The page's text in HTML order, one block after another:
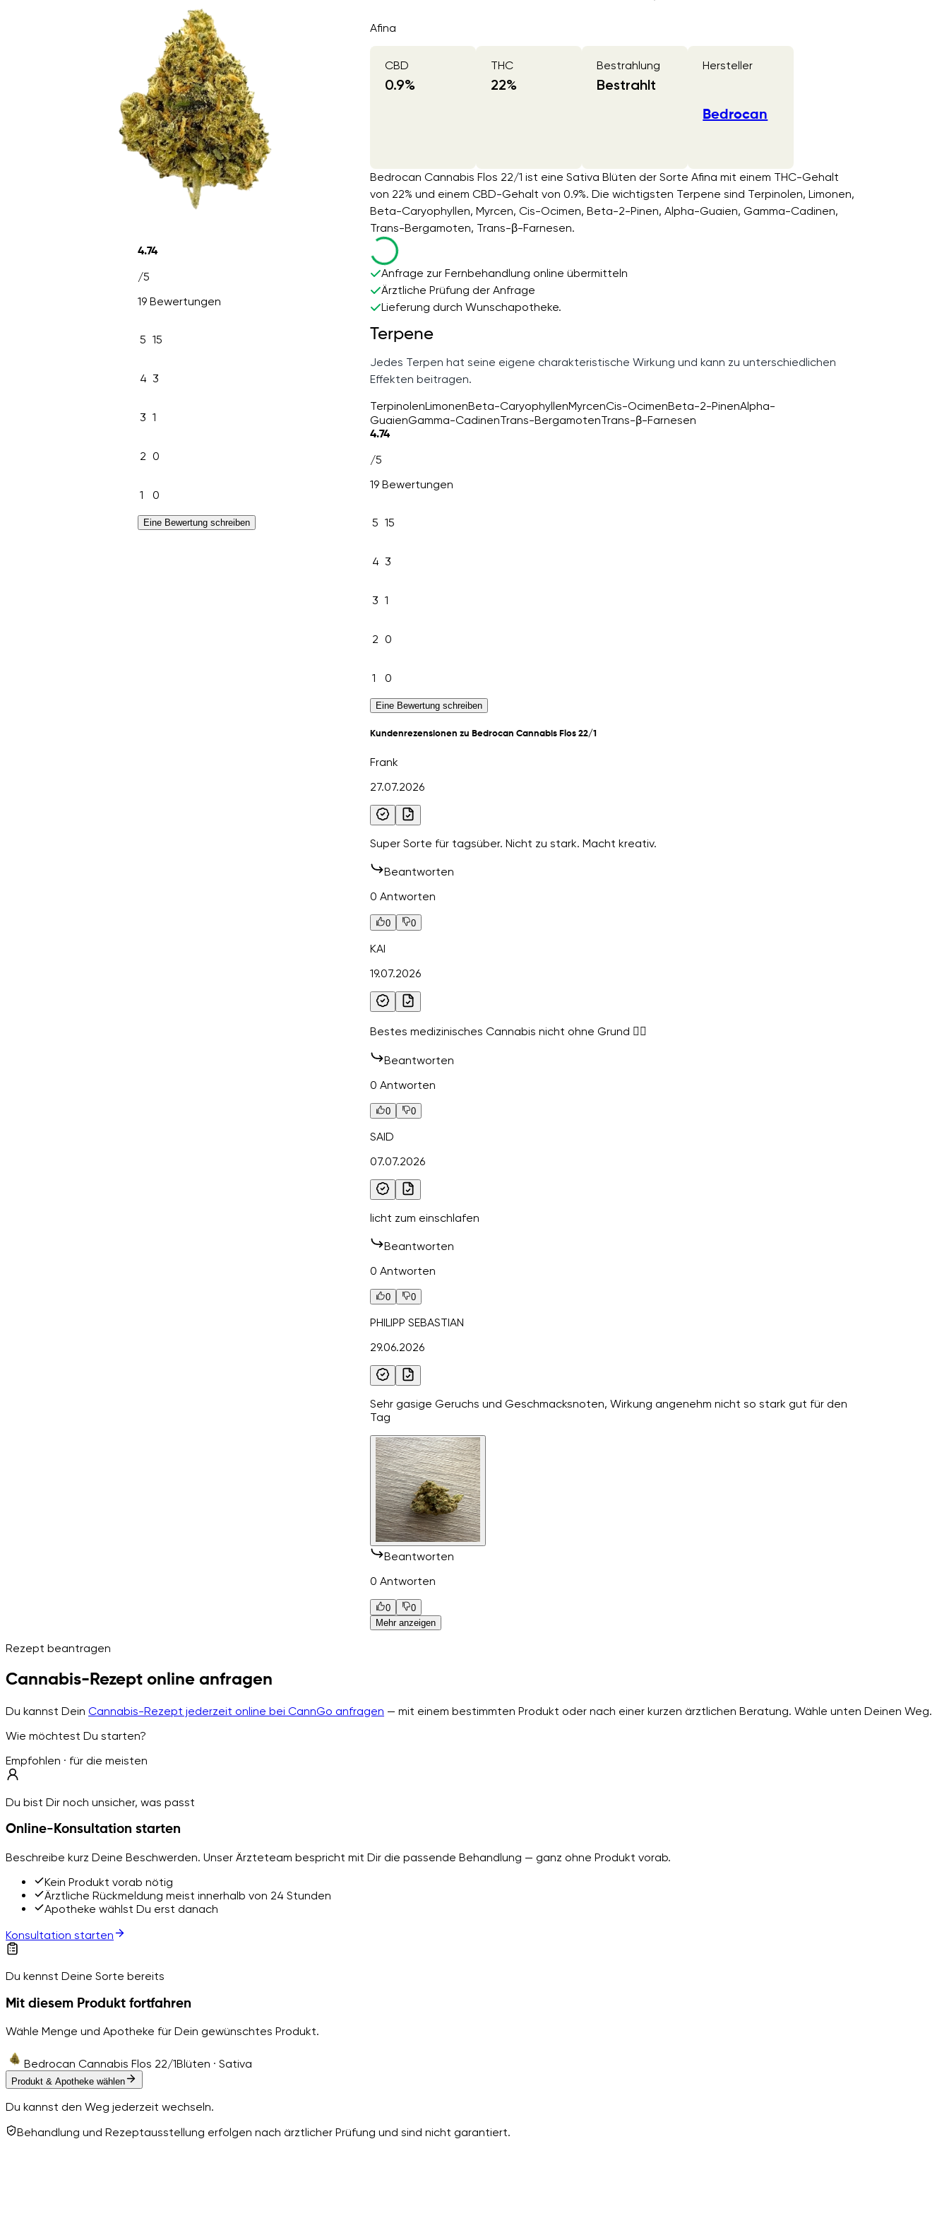
4.74
/5
19 Bewertungen
5 15
4 3
3 1
2 0
1 0
Eine Bewertung schreiben
Afina
CBD
0.9%
THC
22%
Bestrahlung
Bestrahlt
Hersteller
Bedrocan
Bedrocan Cannabis Flos 22/1 ist eine Sativa Blüten der Sorte Afina mit einem THC-Gehalt
von 22% und einem CBD-Gehalt von 0.9%. Die wichtigsten Terpene sind Terpinolen, Limonen,
Beta-Caryophyllen, Myrcen, Cis-Ocimen, Beta-2-Pinen, Alpha-Guaien, Gamma-Cadinen,
Trans-Bergamoten, Trans-β-Farnesen.
Anfrage zur Fernbehandlung online übermitteln
Ärztliche Prüfung der Anfrage
Lieferung durch Wunschapotheke.
Terpene
Jedes Terpen hat seine eigene charakteristische Wirkung und kann zu unterschiedlichen
Effekten beitragen.
TerpinolenLimonenBeta-CaryophyllenMyrcenCis-OcimenBeta-2-PinenAlpha-
GuaienGamma-CadinenTrans-BergamotenTrans-β-Farnesen
4.74
/5
19 Bewertungen
5 15
4 3
3 1
2 0
1 0
Eine Bewertung schreiben
Kundenrezensionen zu Bedrocan Cannabis Flos 22/1
Frank
27.07.2026
Super Sorte für tagsüber. Nicht zu stark. Macht kreativ.
Beantworten
0 Antworten
0 0
KAI
19.07.2026
Bestes medizinisches Cannabis nicht ohne Grund 👍🏻
Beantworten
0 Antworten
0 0
SAID
07.07.2026
licht zum einschlafen
Beantworten
0 Antworten
0 0
PHILIPP SEBASTIAN
29.06.2026
Sehr gasige Geruchs und Geschmacksnoten, Wirkung angenehm nicht so stark gut für den
Tag
Beantworten
0 Antworten
0
0
Mehr anzeigen
Rezept beantragen
Cannabis-Rezept online anfragen
Du kannst Dein Cannabis-Rezept jederzeit online bei CannGo anfragen — mit einem bestimmten Produkt oder nach einer kurzen ärztlichen Beratung. Wähle unten Deinen Weg.
Wie möchtest Du starten?
Empfohlen · für die meisten
Du bist Dir noch unsicher, was passt
Online-Konsultation starten
Beschreibe kurz Deine Beschwerden. Unser Ärzteteam bespricht mit Dir die passende Behandlung — ganz ohne Produkt vorab.
Kein Produkt vorab nötig
Ärztliche Rückmeldung meist innerhalb von 24 Stunden
Apotheke wählst Du erst danach
Konsultation starten
Du kennst Deine Sorte bereits
Mit diesem Produkt fortfahren
Wähle Menge und Apotheke für Dein gewünschtes Produkt.
Bedrocan Cannabis Flos 22/1Blüten · Sativa
Produkt & Apotheke wählen
Du kannst den Weg jederzeit wechseln.
Behandlung und Rezeptausstellung erfolgen nach ärztlicher Prüfung und sind nicht garantiert.